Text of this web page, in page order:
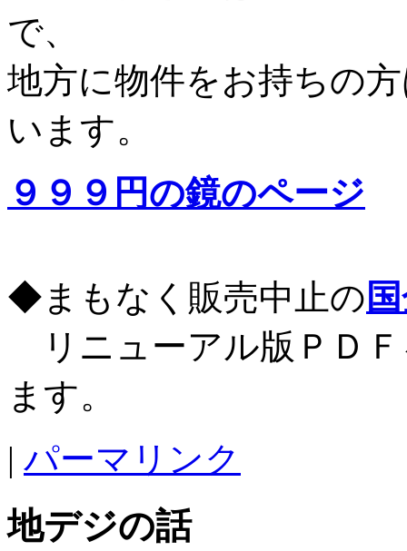
で、
地方に物件をお持ちの
います。
９９９円の鏡のページ
◆まもなく販売中止の
リニューアル版ＰＤ
ます。
| パーマリンク
地デジの話